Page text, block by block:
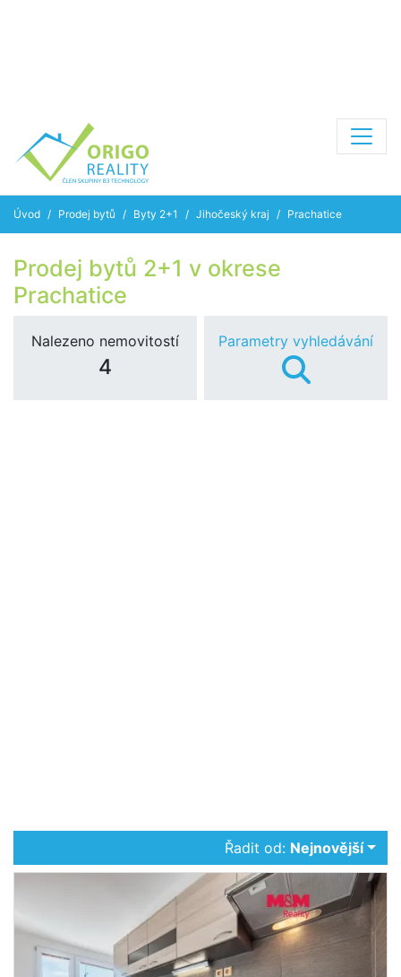
Úvod Prodej bytů Byty 2+1 Jihočeský kraj Prachatice
Prodej bytů 2+1 v okrese
Prachatice
Nalezeno nemovitostí
4
Parametry vyhledávání
Řadit od: Nejnovější